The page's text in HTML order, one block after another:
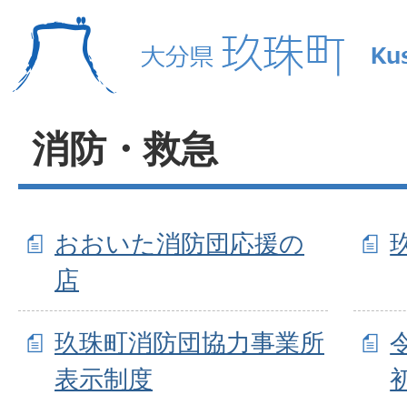
消防・救急
おおいた消防団応援の
店
玖珠町消防団協力事業所
表示制度